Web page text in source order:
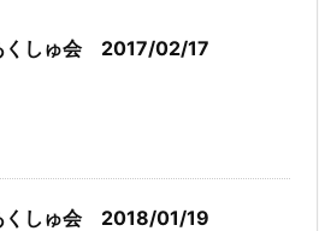
くしゅ会 2017/02/17
くしゅ会 2018/01/19